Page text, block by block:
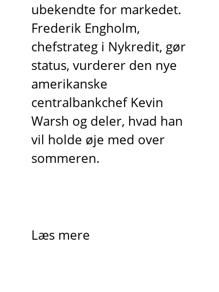
ubekendte for markedet.
Frederik Engholm,
chefstrateg i Nykredit, gør
status, vurderer den nye
amerikanske
centralbankchef Kevin
Warsh og deler, hvad han
vil holde øje med over
sommeren.
Læs mere